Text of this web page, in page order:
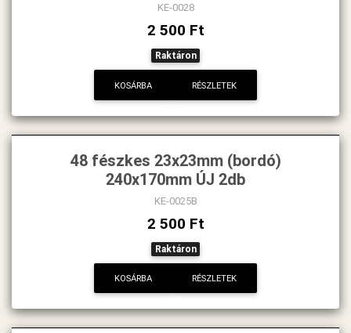
KE-0028
2 500 Ft
Raktáron
KOSÁRBA RÉSZLETEK
48 fészkes 23x23mm (bordó)
240x170mm ÚJ 2db
KE-0025B
2 500 Ft
Raktáron
KOSÁRBA RÉSZLETEK